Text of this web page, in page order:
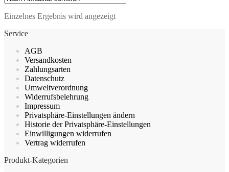
Varianten
Einzelnes Ergebnis wird angezeigt
Service
AGB
Versandkosten
Zahlungsarten
Datenschutz
Umweltverordnung
Widerrufsbelehrung
Impressum
Privatsphäre-Einstellungen ändern
Historie der Privatsphäre-Einstellungen
Einwilligungen widerrufen
Vertrag widerrufen
Produkt-Kategorien